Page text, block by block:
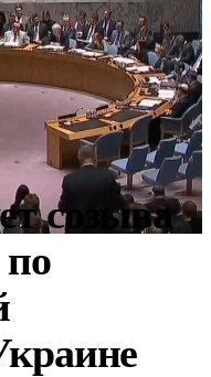
созыва